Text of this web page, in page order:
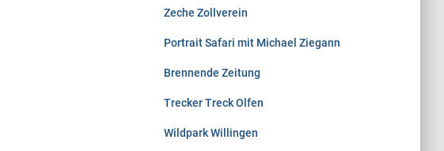
Zeche Zollverein
Portrait Safari mit Michael Ziegann
Brennende Zeitung
Trecker Treck Olfen
Wildpark Willingen